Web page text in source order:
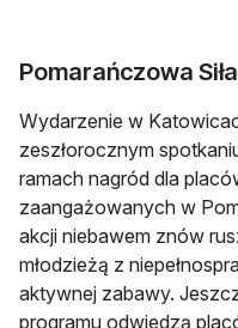
Pomarańczowa
Wydarzenie w
zeszłorocznym
ramach nagród dla
zaangażowanych w
akcji niebawem znów
młodzieżą z
aktywnej zabawy.
programu odwiedzą